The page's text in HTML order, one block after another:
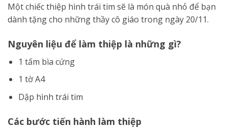
Một chiếc thiệp hình trái tim sẽ là món quà nhỏ để bạn
dành tặng cho những thầy cô giáo trong ngày 20/11.
Nguyên liệu để làm thiệp là những gì?
1 tấm bìa cứng
1 tờ A4
Dập hình trái tim
Các bước tiến hành làm thiệp